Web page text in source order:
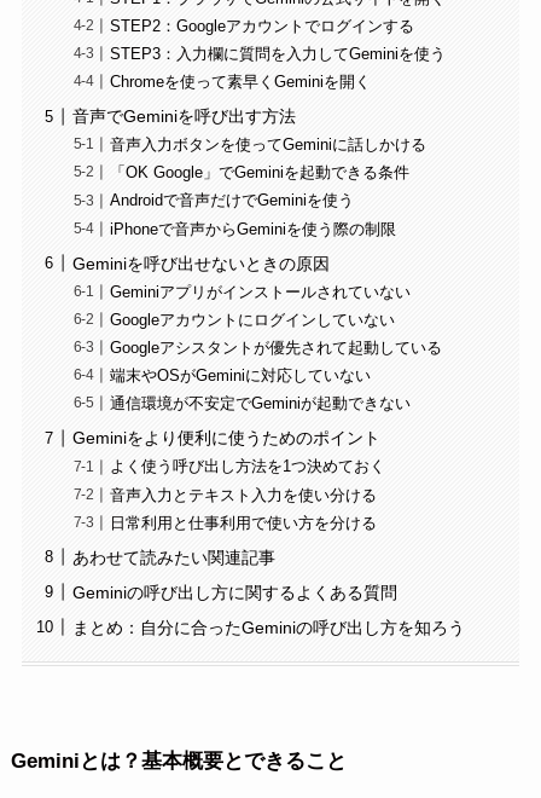
STEP2：Googleアカウントでログインする
STEP3：入力欄に質問を入力してGeminiを使う
Chromeを使って素早くGeminiを開く
音声でGeminiを呼び出す方法
音声入力ボタンを使ってGeminiに話しかける
「OK Google」でGeminiを起動できる条件
Androidで音声だけでGeminiを使う
iPhoneで音声からGeminiを使う際の制限
Geminiを呼び出せないときの原因
Geminiアプリがインストールされていない
Googleアカウントにログインしていない
Googleアシスタントが優先されて起動している
端末やOSがGeminiに対応していない
通信環境が不安定でGeminiが起動できない
Geminiをより便利に使うためのポイント
よく使う呼び出し方法を1つ決めておく
音声入力とテキスト入力を使い分ける
日常利用と仕事利用で使い方を分ける
あわせて読みたい関連記事
Geminiの呼び出し方に関するよくある質問
まとめ：自分に合ったGeminiの呼び出し方を知ろう
Geminiとは？基本概要とできること